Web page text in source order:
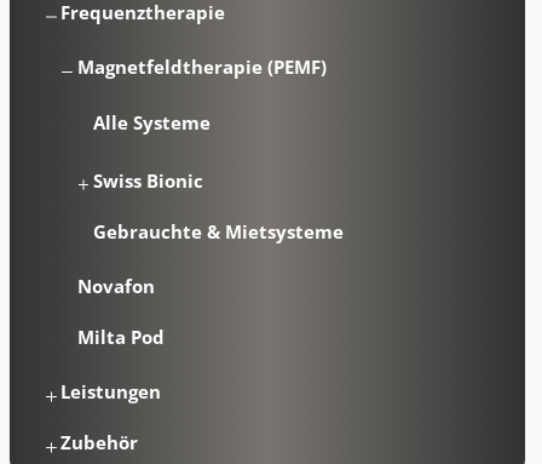
Frequenztherapie
Magnetfeldtherapie (PEMF)
Alle Systeme
Swiss Bionic
Gebrauchte & Mietsysteme
Novafon
Milta Pod
Leistungen
Zubehör